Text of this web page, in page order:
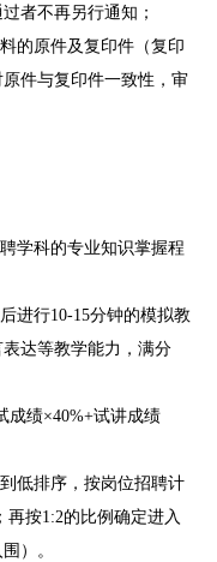
者不再另行通知；
的原件及复印件（复印
件与复印件一致性，审
学科的专业知识掌握程
行10-15分钟的模拟教
达等教学能力，满分
绩×40%+试讲成绩
低排序，按岗位招聘计
按1:2的比例确定进入
）。